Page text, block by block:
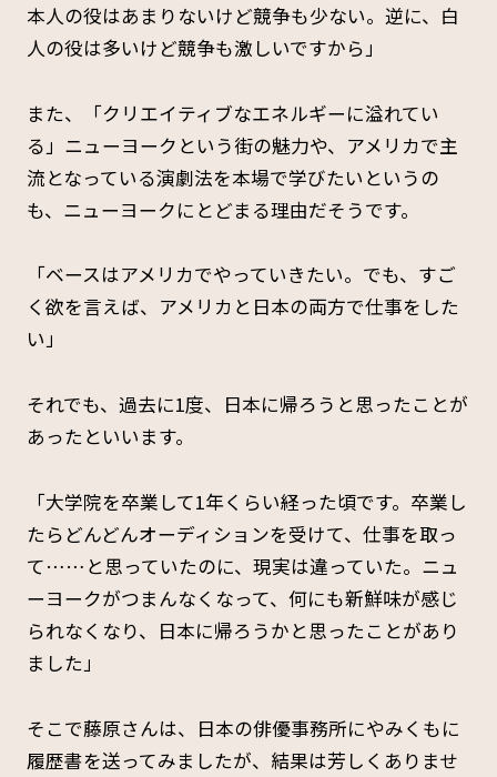
本人の役はあまりないけど競争も少ない。逆に、白
人の役は多いけど競争も激しいですから」
また、「クリエイティブなエネルギーに溢れてい
る」ニューヨークという街の魅力や、アメリカで主
流となっている演劇法を本場で学びたいというの
も、ニューヨークにとどまる理由だそうです。
「ベースはアメリカでやっていきたい。でも、すご
く欲を言えば、アメリカと日本の両方で仕事をした
い」
それでも、過去に1度、日本に帰ろうと思ったことが
あったといいます。
「大学院を卒業して1年くらい経った頃です。卒業し
たらどんどんオーディションを受けて、仕事を取っ
て……と思っていたのに、現実は違っていた。ニュ
ーヨークがつまんなくなって、何にも新鮮味が感じ
られなくなり、日本に帰ろうかと思ったことがあり
ました」
そこで藤原さんは、日本の俳優事務所にやみくもに
履歴書を送ってみましたが、結果は芳しくありませ